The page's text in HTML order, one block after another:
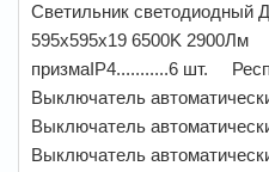
Светильник светодиодный
595x595x19 6500K 2900Лм
призмаIP4...........6 шт.
Выключатель
Выключатель
Выключатель